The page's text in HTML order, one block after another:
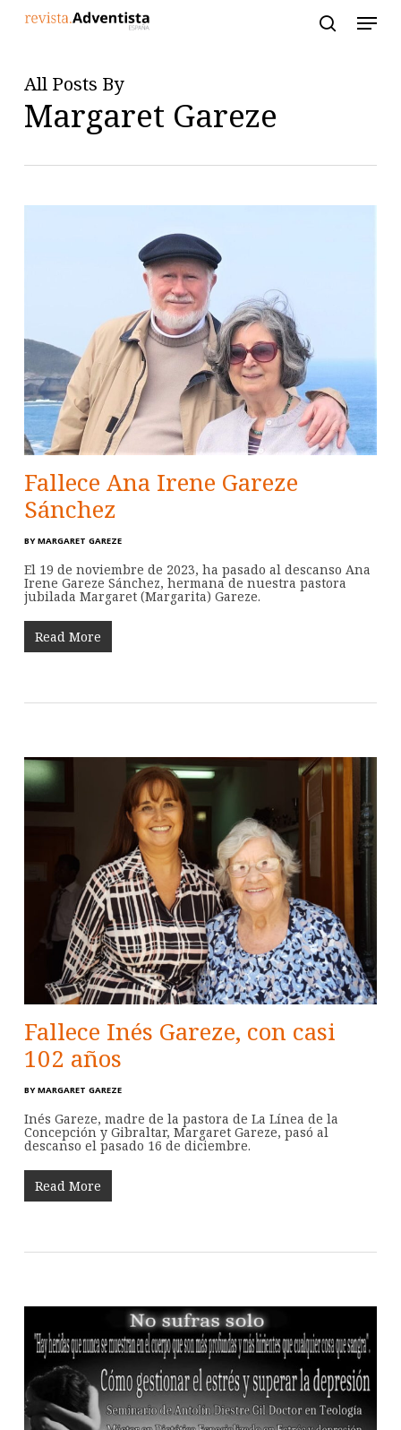
contentAll Posts By
Margaret Gareze
Fallece Ana Irene Gareze
Sánchez
BY MARGARET GAREZE
El 19 de noviembre de 2023, ha pasado al descanso Ana
Irene Gareze Sánchez, hermana de nuestra pastora
jubilada Margaret (Margarita) Gareze.
Read More
Fallece Inés Gareze, con casi
102 años
BY MARGARET GAREZE
Inés Gareze, madre de la pastora de La Línea de la
Concepción y Gibraltar, Margaret Gareze, pasó al
descanso el pasado 16 de diciembre.
Read More